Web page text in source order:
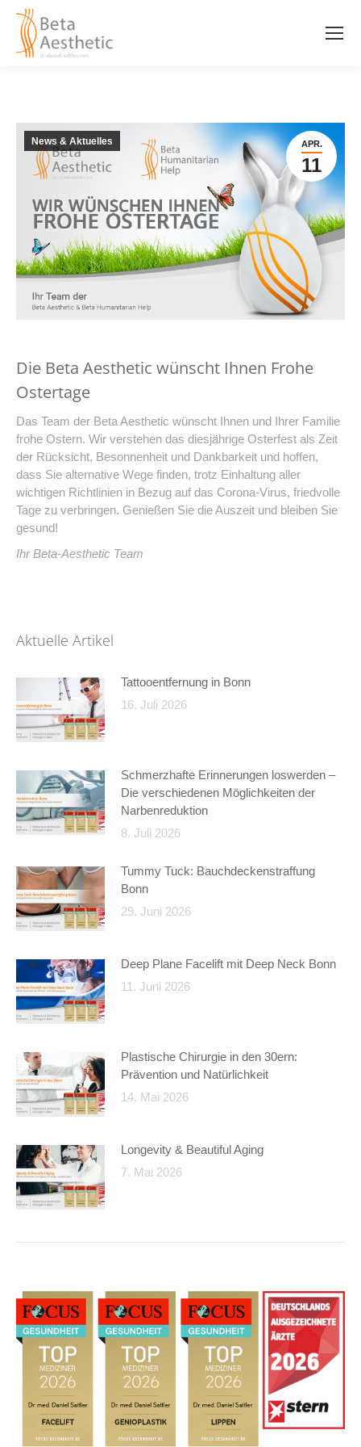
APR.
11
News & Aktuelles
Die Beta Aesthetic wünscht Ihnen Frohe
Ostertage
Das Team der Beta Aesthetic wünscht Ihnen und Ihrer Familie
frohe Ostern. Wir verstehen das diesjährige Osterfest als Zeit
der Rücksicht, Besonnenheit und Dankbarkeit und hoffen,
dass Sie alternative Wege finden, trotz Einhaltung aller
wichtigen Richtlinien in Bezug auf das Corona-Virus, friedvolle
Tage zu verbringen. Genießen Sie die Auszeit und bleiben Sie
gesund!
Ihr Beta-Aesthetic Team
Aktuelle Artikel
Tattooentfernung in Bonn
16. Juli 2026
Schmerzhafte Erinnerungen loswerden –
Die verschiedenen Möglichkeiten der
Narbenreduktion
8. Juli 2026
Tummy Tuck: Bauchdeckenstraffung
Bonn
29. Juni 2026
Deep Plane Facelift mit Deep Neck Bonn
11. Juni 2026
Plastische Chirurgie in den 30ern:
Prävention und Natürlichkeit
14. Mai 2026
Longevity & Beautiful Aging
7. Mai 2026